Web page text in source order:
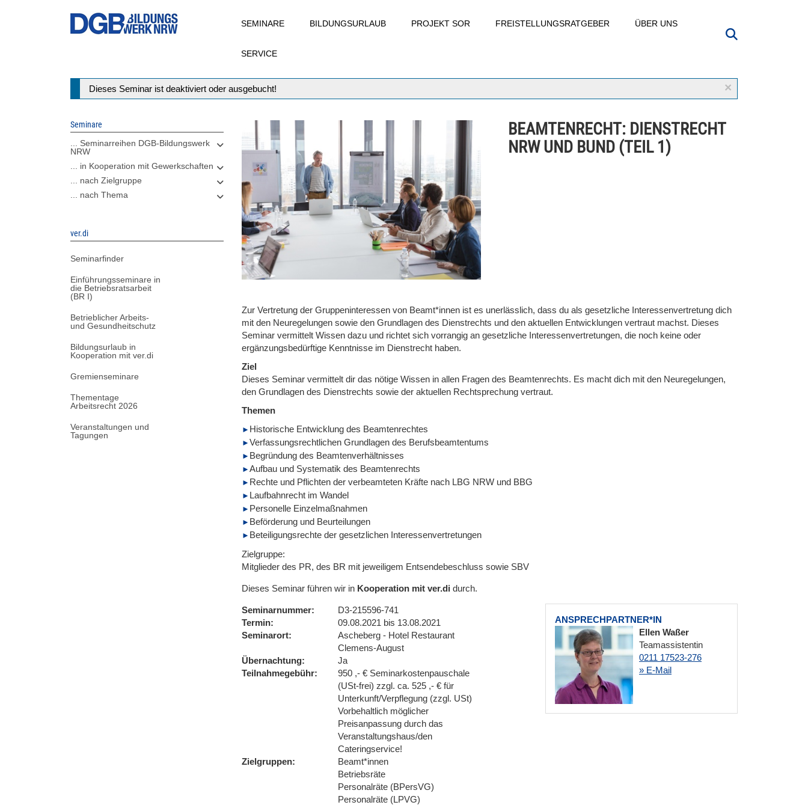
SEMINARE BILDUNGSURLAUB PROJEKT SOR FREISTELLUNGSRATGEBER ÜBER UNS
SERVICE
×
Statusmeldung
Dieses Seminar ist deaktiviert oder ausgebucht!
Seminare
... Seminarreihen DGB-Bildungswerk
NRW
... in Kooperation mit Gewerkschaften
... nach Zielgruppe
... nach Thema
ver.di
Seminarfinder
Einführungsseminare in
die Betriebsratsarbeit
(BR I)
Betrieblicher Arbeits-
und Gesundheitschutz
Bildungsurlaub in
Kooperation mit ver.di
Gremienseminare
Thementage
Arbeitsrecht 2026
Veranstaltungen und
Tagungen
BEAMTENRECHT: DIENSTRECHT
NRW UND BUND (TEIL 1)
Zur Vertretung der Gruppeninteressen von Beamt*innen ist es unerlässlich, dass du als gesetzliche Interessenvertretung dich
mit den Neuregelungen sowie den Grundlagen des Dienstrechts und den aktuellen Entwicklungen vertraut machst. Dieses
Seminar vermittelt Wissen dazu und richtet sich vorrangig an gesetzliche Interessenvertretungen, die noch keine oder
ergänzungsbedürftige Kenntnisse im Dienstrecht haben.
Ziel
Dieses Seminar vermittelt dir das nötige Wissen in allen Fragen des Beamtenrechts. Es macht dich mit den Neuregelungen,
den Grundlagen des Dienstrechts sowie der aktuellen Rechtsprechung vertraut.
Themen
Historische Entwicklung des Beamtenrechtes
Verfassungsrechtlichen Grundlagen des Berufsbeamtentums
Begründung des Beamtenverhältnisses
Aufbau und Systematik des Beamtenrechts
Rechte und Pflichten der verbeamteten Kräfte nach LBG NRW und BBG
Laufbahnrecht im Wandel
Personelle Einzelmaßnahmen
Beförderung und Beurteilungen
Beteiligungsrechte der gesetzlichen Interessenvertretungen
Zielgruppe:
Mitglieder des PR, des BR mit jeweiligem Entsendebeschluss sowie SBV
Dieses Seminar führen wir in Kooperation mit ver.di durch.
ANSPRECHPARTNER*IN
Ellen Waßer
Teamassistentin
0211 17523-276
» E-Mail
Seminarnummer
D3-215596-741
Termin
09.08.2021 bis 13.08.2021
Seminarort
Ascheberg - Hotel Restaurant
Clemens-August
Übernachtung
Ja
Teilnahmegebühr
950 ,- € Seminarkostenpauschale
(USt-frei) zzgl. ca. 525 ,- € für
Unterkunft/Verpflegung (zzgl. USt)
Vorbehaltlich möglicher
Preisanpassung durch das
Veranstaltungshaus/den
Cateringservice!
Zielgruppen
Beamt*innen
Betriebsräte
Personalräte (BPersVG)
Personalräte (LPVG)